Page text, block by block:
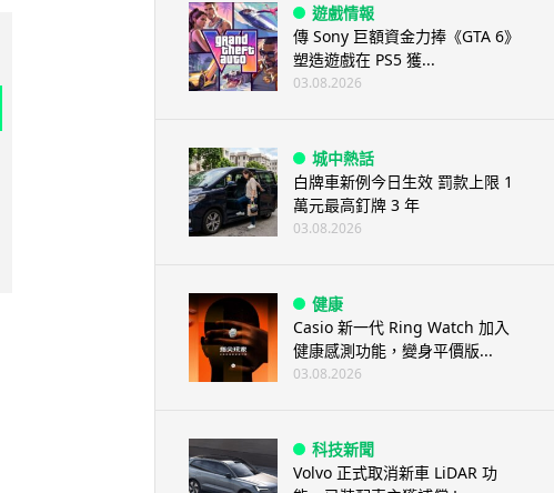
遊戲情報
傳 Sony 巨額資金力捧《GTA 6》
塑造遊戲在 PS5 獲...
03.08.2026
城中熱話
白牌車新例今日生效 罰款上限 1
萬元最高釘牌 3 年
03.08.2026
健康
Casio 新一代 Ring Watch 加入
健康感測功能，變身平價版...
03.08.2026
科技新聞
Volvo 正式取消新車 LiDAR 功